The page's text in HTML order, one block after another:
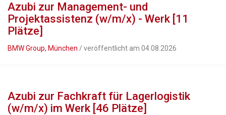
Azubi zur Management- und
Projektassistenz (w/m/x) - Werk [11
Plätze]
BMW Group, München / veröffentlicht am 04.08.2026
Azubi zur Fachkraft für Lagerlogistik
(w/m/x) im Werk [46 Plätze]